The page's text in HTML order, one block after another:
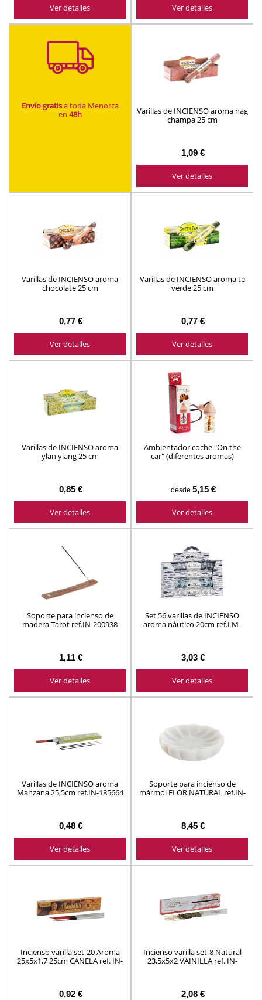
Ver detalles Ver detalles
Envío gratisa toda Menorca
en 48h
Varillas de INCIENSO aroma nag
champa 25 cm
1,09 €
Ver detalles
Varillas de INCIENSO aroma
chocolate 25 cm
0,77 €
Ver detalles
Varillas de INCIENSO aroma te
verde 25 cm
0,77 €
Ver detalles
Varillas de INCIENSO aroma
ylan ylang 25 cm
0,85 €
Ver detalles
Ambientador coche "On the
car" (diferentes aromas)
desde 5,15 €
Ver detalles
Soporte para incienso de
madera Tarot ref.IN-200938
1,11 €
Ver detalles
Set 56 varillas de INCIENSO
aroma náutico 20cm ref.LM-
3,03 €
Ver detalles
Varillas de INCIENSO aroma
Manzana 25,5cm ref.IN-185664
0,48 €
Ver detalles
Soporte para incienso de
mármol FLOR NATURAL ref.IN-
8,45 €
Ver detalles
Incienso varilla set-20 Aroma
25x5x1,7 25cm CANELA ref. IN-
0,92 €
Incienso varilla set-8 Natural
23,5x5x2 VAINILLA ref. IN-
2,08 €